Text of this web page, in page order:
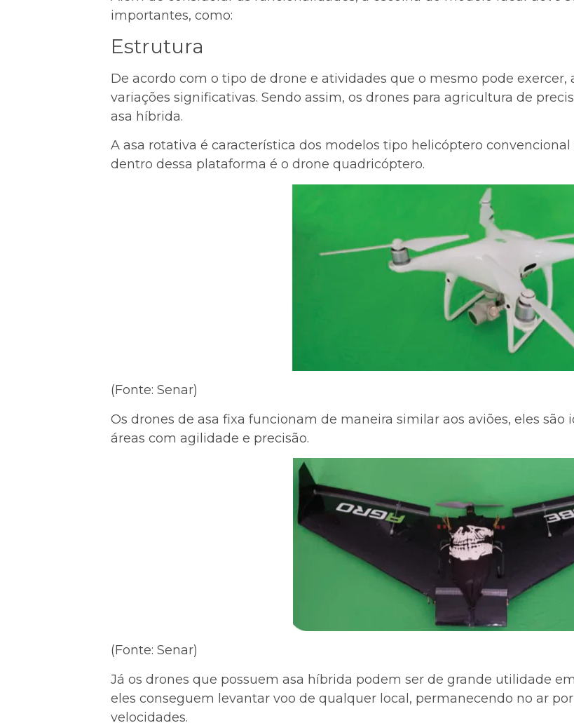
importantes, como:
Estrutura
De acordo com o tipo de drone e atividades que o mesmo pode
variações significativas. Sendo assim, os drones para agricultura de
asa híbrida.
A asa rotativa é característica dos modelos tipo helicóptero
dentro dessa plataforma é o drone quadricóptero.
(Fonte: Senar)
Os drones de asa fixa funcionam de maneira similar aos aviões, eles
áreas com agilidade e precisão.
(Fonte: Senar)
Já os drones que possuem asa híbrida podem ser de grande utilidade
eles conseguem levantar voo de qualquer local, permanecendo no ar
velocidades.